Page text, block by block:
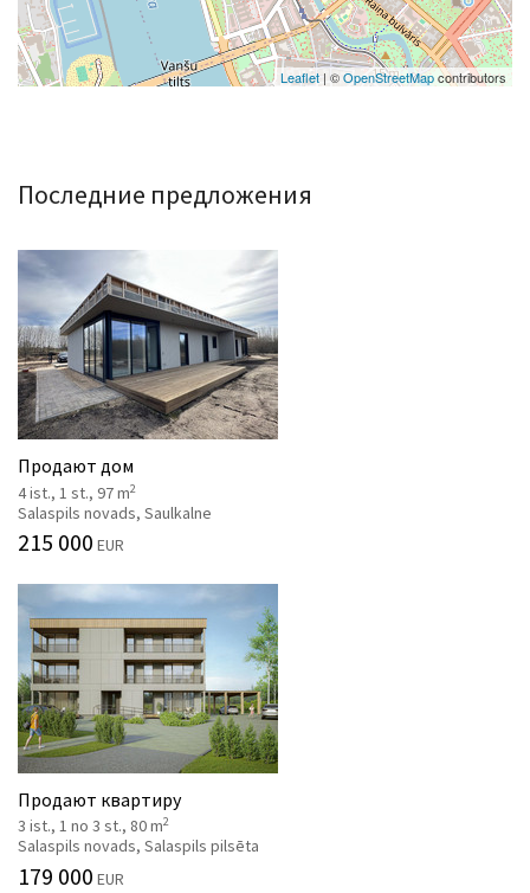
Leaflet | ©OpenStreetMapcontributors
Последние предложения
Продают дом
4 ist., 1 st., 97 m2
Salaspils novads, Saulkalne
215 000 EUR
Продают квартиру
3 ist., 1 no 3 st., 80 m2
Salaspils novads, Salaspils pilsēta
179 000 EUR